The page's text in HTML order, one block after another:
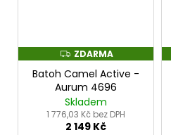
Z
D
A
M
A
ZDARMA
Batoh Camel Active -
Aurum 4696
Skladem
1 776,03 Kč bez DPH
2 149 Kč